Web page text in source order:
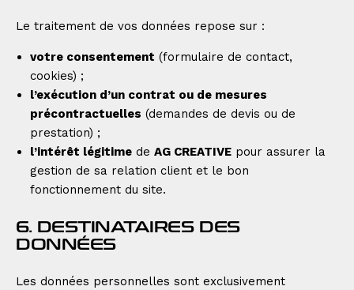
Le traitement de vos données repose sur :
votre consentement (formulaire de contact,
cookies) ;
l’exécution d’un contrat ou de mesures
précontractuelles (demandes de devis ou de
prestation) ;
l’intérêt légitime de AG CREATIVE pour assurer la
gestion de sa relation client et le bon
fonctionnement du site.
6. DESTINATAIRES DES
DONNÉES
Les données personnelles sont exclusivement